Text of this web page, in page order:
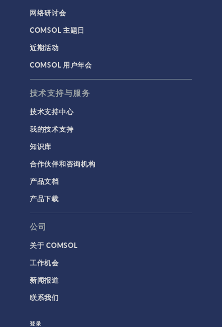
网络研讨会
COMSOL 主题日
近期活动
COMSOL 用户年会
技术支持与服务
技术支持中心
我的技术支持
知识库
合作伙伴和咨询机构
产品文档
产品下载
公司
关于 COMSOL
工作机会
新闻报道
联系我们
登录